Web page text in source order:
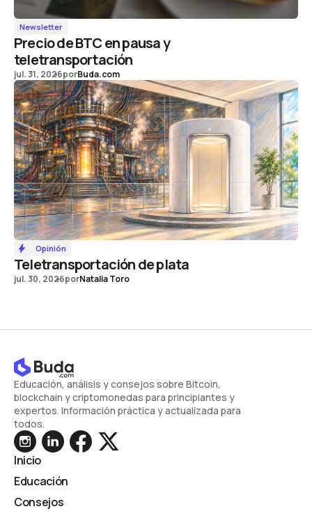
Newsletter
Precio de BTC en pausa y
teletransportación
jul. 31, 2026porBuda.com
Opinión
Teletransportación de plata
jul. 30, 2026porNatalia Toro
Educación, análisis y consejos sobre Bitcoin,
blockchain y criptomonedas para principiantes y
expertos. Información práctica y actualizada para
todos.
Inicio
Educación
Consejos